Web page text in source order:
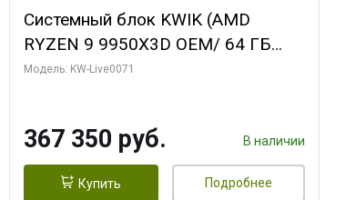
Системный блок KWIK (AMD
RYZEN 9 9950X3D OEM/ 64 ГБ
ОЗУ/ Palit RTX5080 GAMINGPRO
Модель: KW-Live0071
367 350 руб. В наличии
Купить Подробнее